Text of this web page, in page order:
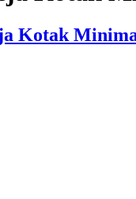
Kotak